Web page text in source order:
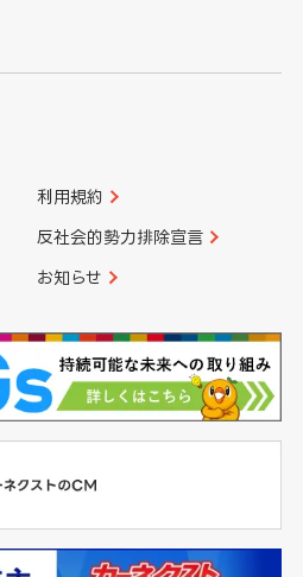
利用規約
反社会的勢力排除宣言
お知らせ